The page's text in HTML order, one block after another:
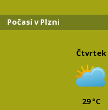
Počasí v Plzni
Čtvrtek
29 °C